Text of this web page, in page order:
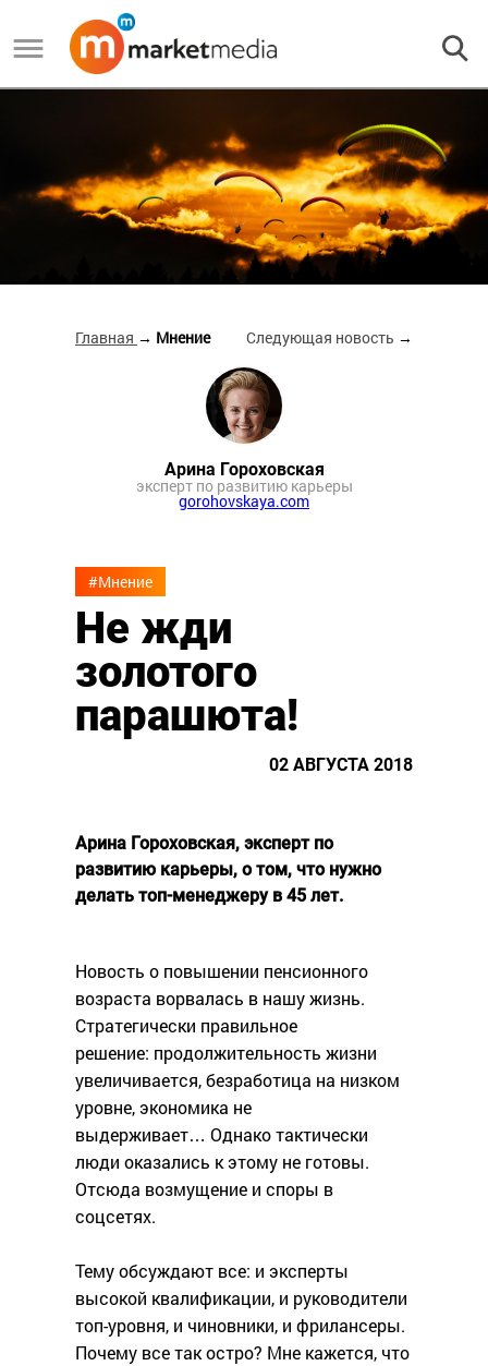
Главная → Мнение Следующая новость →
Арина Гороховская
эксперт по развитию карьеры
gorohovskaya.com
#Мнение
Не жди
золотого
парашюта!
02 АВГУСТА 2018
Арина Гороховская, эксперт по
развитию карьеры, о том, что нужно
делать топ-менеджеру в 45 лет.
Новость о повышении пенсионного
возраста ворвалась в нашу жизнь.
Стратегически правильное
решение: продолжительность жизни
увеличивается, безработица на низком
уровне, экономика не
выдерживает… Однако тактически
люди оказались к этому не готовы.
Отсюда возмущение и споры в
соцсетях.
Тему обсуждают все: и эксперты
высокой квалификации, и руководители
топ-уровня, и чиновники, и фрилансеры.
Почему все так остро? Мне кажется, что